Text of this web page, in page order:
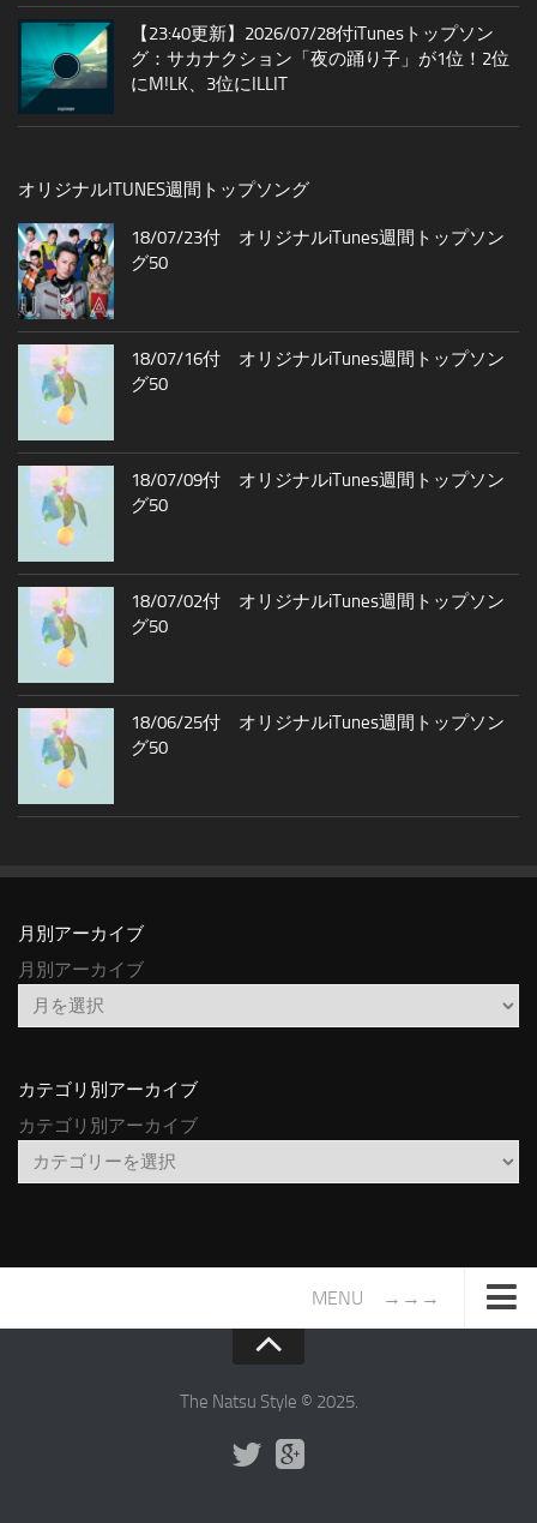
【23:40更新】2026/07/28付iTunesトップソン
グ：サカナクション「夜の踊り子」が1位！2位
にM!LK、3位にILLIT
オリジナルITUNES週間トップソング
18/07/23付 オリジナルiTunes週間トップソン
グ50
18/07/16付 オリジナルiTunes週間トップソン
グ50
18/07/09付 オリジナルiTunes週間トップソン
グ50
18/07/02付 オリジナルiTunes週間トップソン
グ50
18/06/25付 オリジナルiTunes週間トップソン
グ50
月別アーカイブ
月別アーカイブ
カテゴリ別アーカイブ
カテゴリ別アーカイブ
MENU →→→
The Natsu Style © 2025.